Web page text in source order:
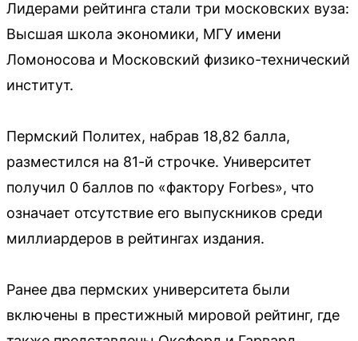
Лидерами рейтинга стали три московских вуза:
Высшая школа экономики, МГУ имени
Ломоносова и Московский физико-технический
институт.
Пермский Политех, набрав 18,82 балла,
разместился на 81-й строчке. Университет
получил 0 баллов по «фактору Forbes», что
означает отсутствие его выпускников среди
миллиардеров в рейтингах издания.
Ранее два пермских университета были
включены в престижный мировой рейтинг, где